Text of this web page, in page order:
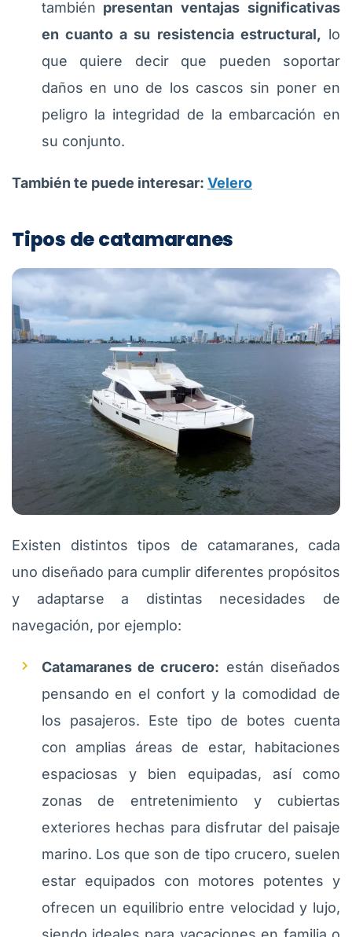
también presentan ventajas significativas
en cuanto a su resistencia estructural, lo
que quiere decir que pueden soportar
daños en uno de los cascos sin poner en
peligro la integridad de la embarcación en
su conjunto.
También te puede interesar: Velero
Tipos de catamaranes
Existen distintos tipos de catamaranes, cada
uno diseñado para cumplir diferentes propósitos
y adaptarse a distintas necesidades de
navegación, por ejemplo:
Catamaranes de crucero: están diseñados
pensando en el confort y la comodidad de
los pasajeros. Este tipo de botes cuenta
con amplias áreas de estar, habitaciones
espaciosas y bien equipadas, así como
zonas de entretenimiento y cubiertas
exteriores hechas para disfrutar del paisaje
marino. Los que son de tipo crucero, suelen
estar equipados con motores potentes y
ofrecen un equilibrio entre velocidad y lujo,